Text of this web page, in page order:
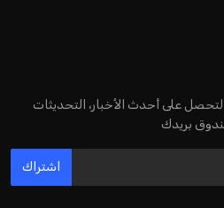
حتى الآن، لم يتقدم أي مرشح منافس
الأصوات المعارضة من التوصل إلى
انتهاء فترة الترشح في نوفمبر
قوية من الاتحادات القارية المختلفة،